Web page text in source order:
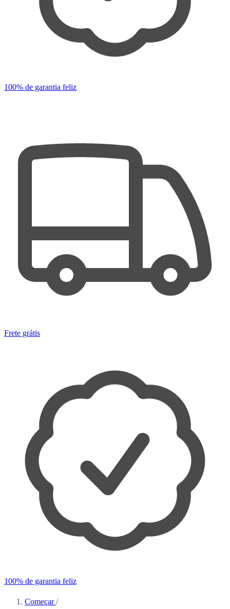
100% de garantia feliz
Frete grátis
100% de garantia feliz
Começar/